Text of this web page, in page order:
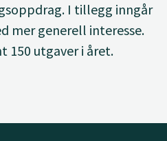
I tillegg inngår
mer generell interesse.
150 utgaver i året.